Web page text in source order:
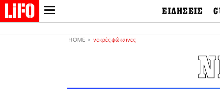
NEWSLETTER
ΕΙΔΗΣΕΙΣ
&
HOME νεκρές φώκαινες